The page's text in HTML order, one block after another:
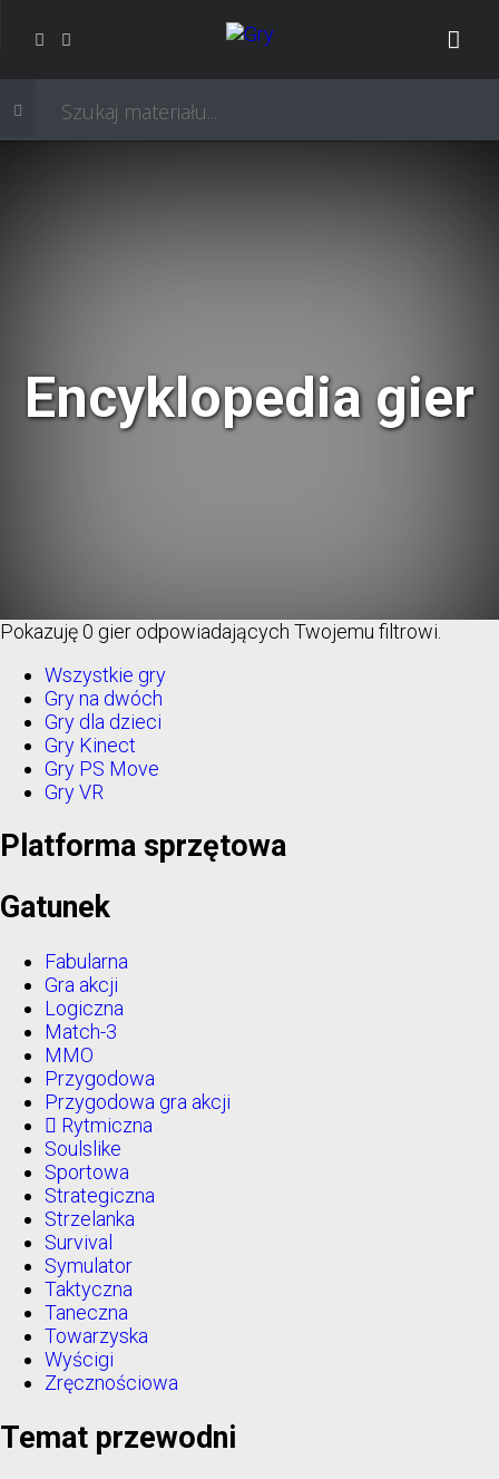
Encyklopedia gier
Pokazuję0 gier odpowiadających Twojemu filtrowi.
Wszystkie gry
Gry na dwóch
Gry dla dzieci
Gry Kinect
Gry PS Move
Gry VR
Platforma sprzętowa
Gatunek
Fabularna
Gra akcji
Logiczna
Match-3
MMO
Przygodowa
Przygodowa gra akcji
Rytmiczna
Soulslike
Sportowa
Strategiczna
Strzelanka
Survival
Symulator
Taktyczna
Taneczna
Towarzyska
Wyścigi
Zręcznościowa
Temat przewodni